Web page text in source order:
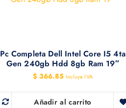
Pc Completa Dell Intel Core I5 4ta
Gen 240gb Hdd 8gb Ram 19″
$ 366.85 Incluye IVA
Añadir al carrito